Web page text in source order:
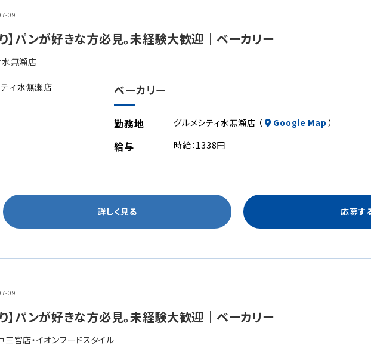
09
】パンが好きな方必見。未経験大歓迎｜ベーカリー
水無瀬店
ベーカリー
勤務地 グルメシティ水無瀬店 （ Google Map ）
給与 時給：1338円
詳しく見る 応募す
09
】パンが好きな方必見。未経験大歓迎｜ベーカリー
三宮店・イオンフードスタイル